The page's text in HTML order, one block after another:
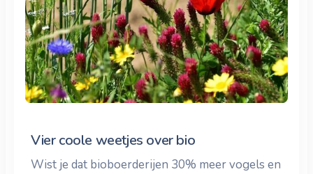
Vier coole weetjes over bio
Wist je dat bioboerderijen 30% meer vogels en